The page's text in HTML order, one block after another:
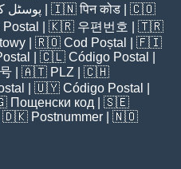
پوسٹل | 🇮🇳पिन कोड | 🇨🇴
| 🇰🇷 우편번호
| 🇹🇷
| 🇷🇴 Cod Poștal
| 🇫🇮
| 🇨🇱 Código Postal
| 🇦🇹 PLZ | 🇨🇭
| 🇺🇾 Código Postal
Пощенски код | 🇸🇪
| 🇩🇰 Postnummer | 🇳🇴